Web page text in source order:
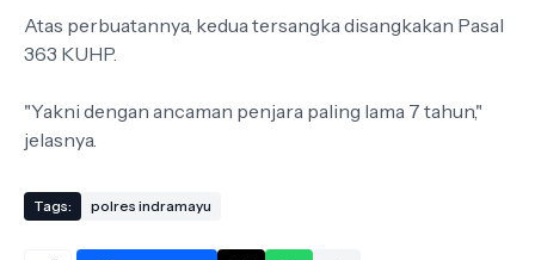
Atas perbuatannya, kedua tersangka disangkakan Pasal
363 KUHP.
"Yakni dengan ancaman penjara paling lama 7 tahun,"
jelasnya.
Tags: polres indramayu